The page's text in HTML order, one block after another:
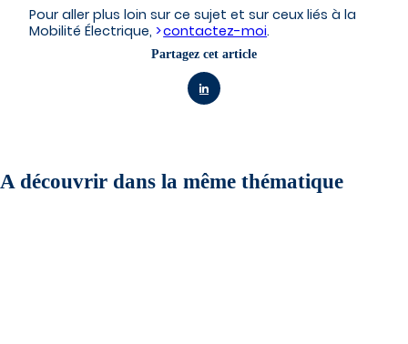
Pour aller plus loin sur ce sujet et sur ceux liés à la
Mobilité Électrique, contactez-moi.
Partagez cet article
A découvrir dans la même thématique